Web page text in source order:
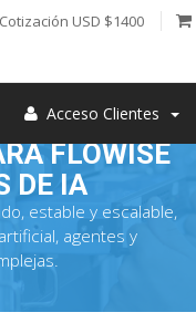
Cotización USD $1400
Acceso Clientes
FLOWISE
DE IA
estable y escalable,
agentes y